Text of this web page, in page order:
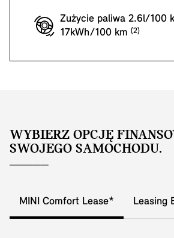
Zużycie paliwa 2.6l/100
17kWh/100 km
WYBIERZ OPCJĘ
SWOJEGO SAMOCHODU.
MINI Comfort Lease* Leasing